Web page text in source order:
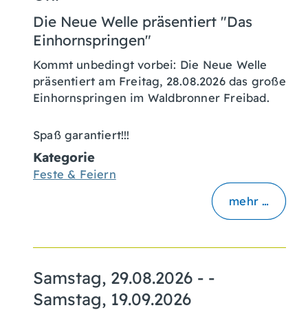
Die Neue Welle präsentiert "Das
Einhornspringen"
Kommt unbedingt vorbei: Die Neue Welle
präsentiert am Freitag, 28.08.2026 das große
Einhornspringen im Waldbronner Freibad.
Spaß garantiert!!!
Kategorie
Feste & Feiern
mehr …
Samstag, 29.08.2026 - -
Samstag, 19.09.2026